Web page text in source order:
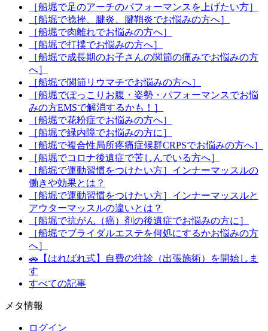
［船堀で足のアーチのパフォーマンスを上げたい方］
［船堀で捻挫、腱炎、腱鞘炎でお悩みの方へ］
［船堀で肉離れでお悩みの方へ］
［船堀で打撲でお悩みの方へ］
［船堀で成長期のお子さんの関節の痛みでお悩みの方
へ］
［船堀で関節リウマチでお悩みの方へ］
［船堀でぽっこりお腹・姿勢・パフォーマンスでお悩
みの方EMSで解消するかも！］
［船堀で花粉症でお悩みの方へ］
［船堀で緑内障でお悩みの方に］
［船堀で複合性局所疼痛症候群CRPSでお悩みの方へ］
［船堀でコロナ後遺症で苦しんでいる方へ］
［船堀で運動習慣をつけたい方］インナーマッスルの
働きや効果とは？
［船堀で運動習慣をつけたい方］インナーマッスルと
アウターマッスルの違いとは？
［船堀で抗がん（癌）剤の後遺症でお悩みの方に］
［船堀でブライダルエステを何処にするかお悩みの方
へ］
🚗【はればれ式】自費の往診（出張施術）を開始しま
す
すべての記事
メタ情報
ログイン